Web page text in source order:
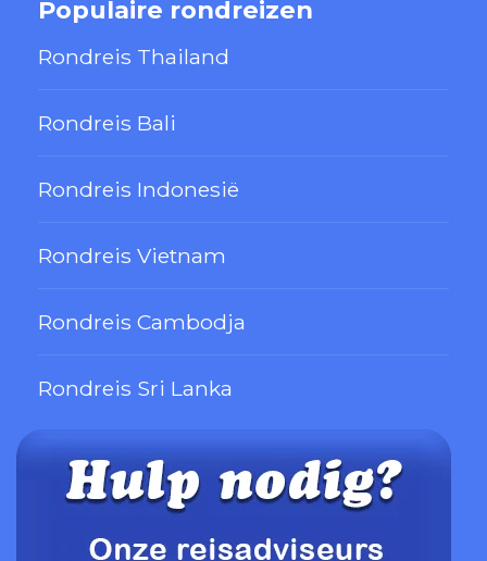
Populaire rondreizen
Rondreis Thailand
Rondreis Bali
Rondreis Indonesië
Rondreis Vietnam
Rondreis Cambodja
Rondreis Sri Lanka